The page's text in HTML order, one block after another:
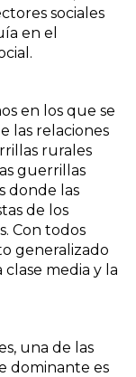
sociales
en el
en los que se
las relaciones
rurales
guerrillas
donde las
de los
Con todos
generalizado
media y la
una de las
dominante es